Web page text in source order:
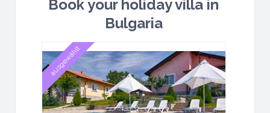
Book your holiday villa in
Bulgaria
ausgewählt